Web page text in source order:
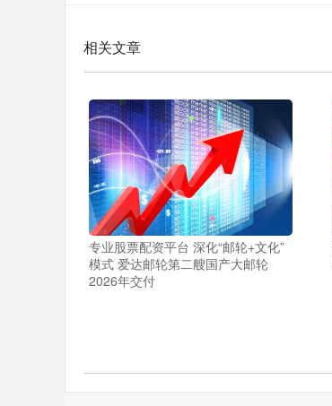
相关文章
专业股票配资平台 深化“邮轮+文化”
模式 爱达邮轮第二艘国产大邮轮
2026年交付